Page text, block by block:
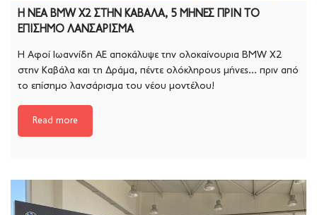
Η ΝΕΑ BMW X2 ΣΤΗΝ ΚΑΒΑΛΑ, 5 ΜΗΝΕΣ ΠΡΙΝ ΤΟ
ΕΠΙΣΗΜΟ ΛΑΝΣΑΡΙΣΜΑ
Η Αφοί Ιωαννίδη ΑΕ αποκάλυψε την ολοκαίνουρια ΒMW X2
στην Καβάλα και τη Δράμα, πέντε ολόκληρους μήνες… πριν από
το επίσημο λανσάρισμα του νέου μοντέλου!
Read more